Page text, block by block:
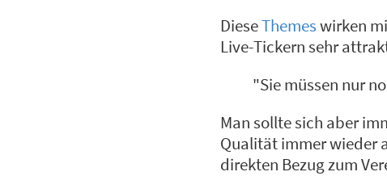
DieseThemeswirken
Live-Tickern sehr
"Sie müssen nur
Man sollte sich aber
Qualität immer wieder
direkten Bezug zum